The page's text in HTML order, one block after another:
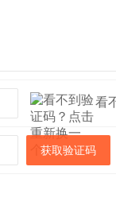
看
获取验证码